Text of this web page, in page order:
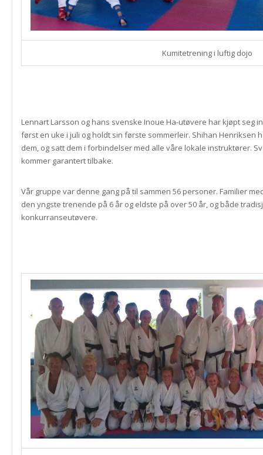
Kumitetrening i luftig dojo
Lennart Larsson og hans svenske Inoue Ha-utøvere har kjøpt seg
først en uke i juli og holdt sin første sommerleir. Shihan Henriksen
dem, og satt dem i forbindelser med alle våre lokale instruktører.
kommer garantert tilbake.
Vår gruppe var denne gang på til sammen 56 personer. Familier
den yngste trenende på 6 år og eldste på over 50 år, og både
konkurranseutøvere.